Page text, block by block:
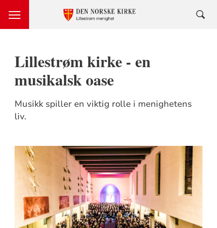
Lillestrøm kirke - en
musikalsk oase
Musikk spiller en viktig rolle i menighetens
liv.